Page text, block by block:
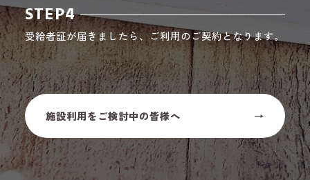
STEP4
受給者証が届きましたら、ご利用のご契約となります。
施設利用をご検討中の皆様へ